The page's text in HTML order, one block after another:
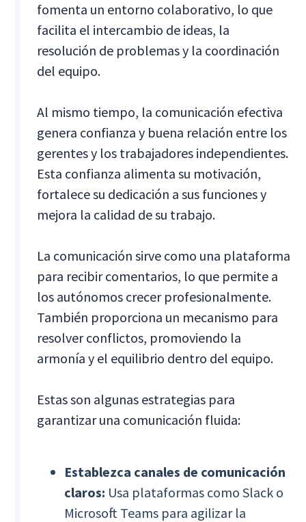
fomenta un entorno colaborativo, lo que
facilita el intercambio de ideas, la
resolución de problemas y la coordinación
del equipo.
Al mismo tiempo, la comunicación efectiva
genera confianza y buena relación entre los
gerentes y los trabajadores independientes.
Esta confianza alimenta su motivación,
fortalece su dedicación a sus funciones y
mejora la calidad de su trabajo.
La comunicación sirve como una plataforma
para recibir comentarios, lo que permite a
los autónomos crecer profesionalmente.
También proporciona un mecanismo para
resolver conflictos, promoviendo la
armonía y el equilibrio dentro del equipo.
Estas son algunas estrategias para
garantizar una comunicación fluida:
Establezca canales de comunicación
claros: Usa plataformas como Slack o
Microsoft Teams para agilizar la